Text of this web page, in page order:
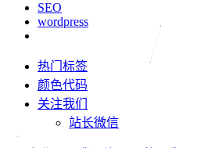
SEO
wordpress
热门标签
颜色代码
关注我们
站长微信